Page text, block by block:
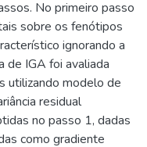
No primeiro passo
sobre os fenótipos
ignorando a
de IGA foi avaliada
utilizando modelo de
residual
no passo 1, dadas
como gradiente